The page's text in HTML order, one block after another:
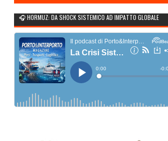
🎧 HORMUZ: DA SHOCK SISTEMICO AD IMPATTO GLOBALE